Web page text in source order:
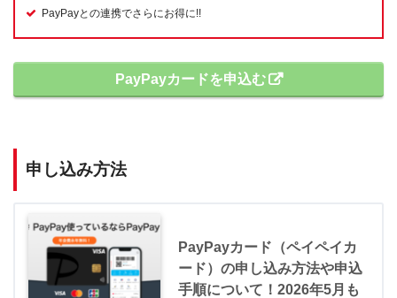
PayPayとの連携でさらにお得に!!
PayPayカードを申込む
申し込み方法
PayPayカード（ペイペイカ
ード）の申し込み方法や申込
手順について！2026年5月も